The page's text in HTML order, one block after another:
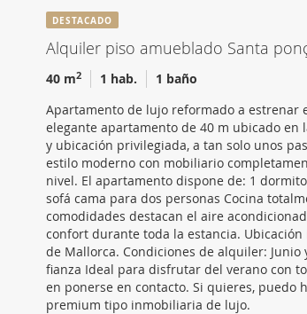
e
i
m
i
e
n
t
o
DESTACADO
Alquiler piso amueblado Santa
40 m2 1 hab.
1 baño
Apartamento de lujo reformado a estrenar
elegante apartamento de 40 m ubicado en
y ubicación privilegiada, a tan solo unos
estilo moderno con mobiliario
nivel. El apartamento dispone de: 1
sofá cama para dos personas Cocina
comodidades destacan el aire
confort durante toda la estancia.
de Mallorca. Condiciones de alquiler: Junio
fianza Ideal para disfrutar del verano con
en ponerse en contacto. Si quieres, puedo
premium tipo inmobiliaria de lujo.